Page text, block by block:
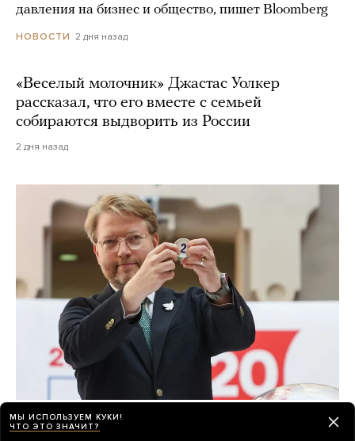
давления на бизнес и общество, пишет Bloomberg
НОВОСТИ 2 дня назад
«Веселый молочник» Джастас Уолкер
рассказал, что его вместе с семьей
собираются выдворить из России
2 дня назад
«Яблоко» допустили на выборы, и тут
началось
МЫ ИСПОЛЬЗУЕМ КУКИ!
ЧТО ЭТО ЗНАЧИТ?